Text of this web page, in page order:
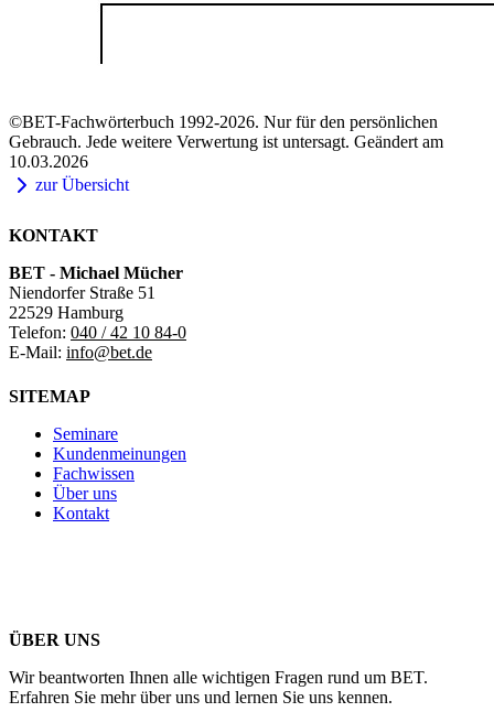
©BET-Fachwörterbuch 1992-2026. Nur für den persönlichen
Gebrauch. Jede weitere Verwertung ist untersagt. Geändert am
10.03.2026
zur Übersicht
KONTAKT
BET - Michael Mücher
Niendorfer Straße 51
22529 Hamburg
Telefon: 040 / 42 10 84-0
E-Mail: info@bet.de
SITEMAP
Seminare
Kundenmeinungen
Fachwissen
Über uns
Kontakt
ÜBER UNS
Wir beantworten Ihnen alle wichtigen Fragen rund um BET.
Erfahren Sie mehr über uns und lernen Sie uns kennen.